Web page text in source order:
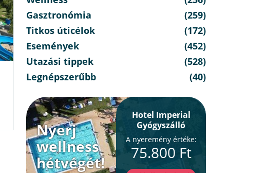
Gasztronómia
(259)
Titkos úticélok
(172)
Események
(452)
Utazási tippek
(528)
Legnépszerűbb
(40)
Nyerj
wellness
hétvégét!
Hotel Imperial
Gyógyszálló
A nyeremény értéke:
75.800 Ft